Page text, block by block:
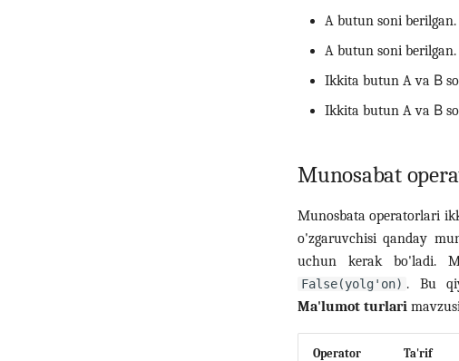
A butun soni
A butun soni
Ikkita butun A va В
Ikkita butun A va В
Munosabat
Munosbata operatorlari
o'zgaruvchisi qanday
uchun kerak bo'ladi.
False(yolg'on) . Bu
Ma'lumot turlari
Operator Ta'rif